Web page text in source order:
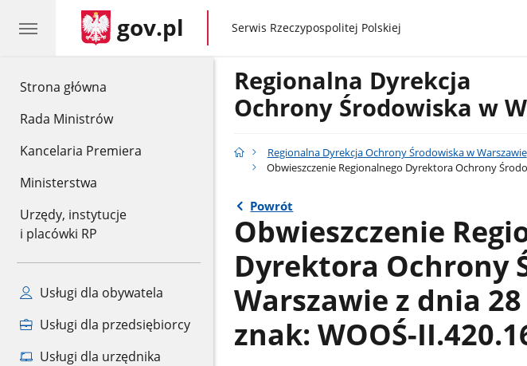
Strona główna
Rada Ministrów
Kancelaria Premiera
Ministerstwa
Urzędy, instytucje
i placówki RP
Usługi dla obywatela
Usługi dla przedsiębiorcy
Usługi dla urzędnika
gov.pl gov.pl
Serwis Rzeczypospolitej Polskiej
Regionalna Dyrekcja
Ochrony Środowiska w
Regionalna Dyrekcja Ochrony Środowiska w Warszawie
Obwieszczenie Regionalnego Dyrektora Ochrony
Powrót
Obwieszczenie
Dyrektora Ochrony
Warszawie z dnia
znak: WOOŚ-